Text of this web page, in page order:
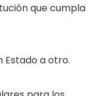
que cumpla
Estado a otro.